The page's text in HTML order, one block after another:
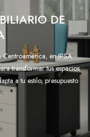
DE
en IPSA
transformar tus espacios
a tu estilo, presupuesto